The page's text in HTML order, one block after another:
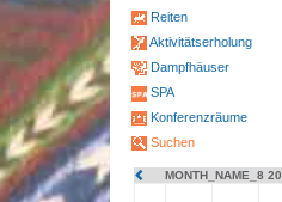
Reiten
Aktivitätserholung
Dampfhäuser
SPA
Konferenzräume
Suchen
MONTH_NAME_8